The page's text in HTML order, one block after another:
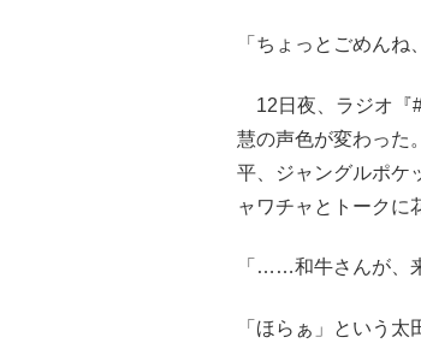
「ちょっとごめん
12日夜、ラジオ『
慧の声色が変わった
平、ジャングルポケ
ャワチャとトークに
「……和牛さんが、
「ほらぁ」という